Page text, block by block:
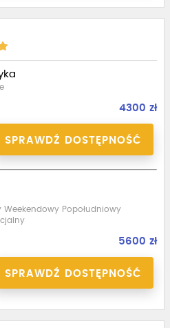
4300 zł
SPRAWDŹ DOSTĘPNOŚĆ
Weekendowy Popołudniowy
5600 zł
SPRAWDŹ DOSTĘPNOŚĆ